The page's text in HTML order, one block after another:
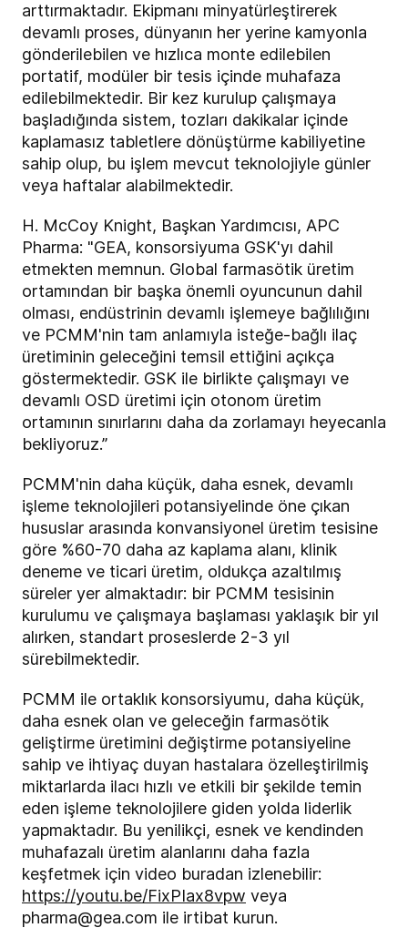
arttırmaktadır. Ekipmanı minyatürleştirerek
devamlı proses, dünyanın her yerine kamyonla
gönderilebilen ve hızlıca monte edilebilen
portatif, modüler bir tesis içinde muhafaza
edilebilmektedir. Bir kez kurulup çalışmaya
başladığında sistem, tozları dakikalar içinde
kaplamasız tabletlere dönüştürme kabiliyetine
sahip olup, bu işlem mevcut teknolojiyle günler
veya haftalar alabilmektedir.
H. McCoy Knight, Başkan Yardımcısı, APC
Pharma: "GEA, konsorsiyuma GSK'yı dahil
etmekten memnun. Global farmasötik üretim
ortamından bir başka önemli oyuncunun dahil
olması, endüstrinin devamlı işlemeye bağlılığını
ve PCMM'nin tam anlamıyla isteğe-bağlı ilaç
üretiminin geleceğini temsil ettiğini açıkça
göstermektedir. GSK ile birlikte çalışmayı ve
devamlı OSD üretimi için otonom üretim
ortamının sınırlarını daha da zorlamayı heyecanla
bekliyoruz.”
PCMM'nin daha küçük, daha esnek, devamlı
işleme teknolojileri potansiyelinde öne çıkan
hususlar arasında konvansiyonel üretim tesisine
göre %60-70 daha az kaplama alanı, klinik
deneme ve ticari üretim, oldukça azaltılmış
süreler yer almaktadır: bir PCMM tesisinin
kurulumu ve çalışmaya başlaması yaklaşık bir yıl
alırken, standart proseslerde 2-3 yıl
sürebilmektedir.
PCMM ile ortaklık konsorsiyumu, daha küçük,
daha esnek olan ve geleceğin farmasötik
geliştirme üretimini değiştirme potansiyeline
sahip ve ihtiyaç duyan hastalara özelleştirilmiş
miktarlarda ilacı hızlı ve etkili bir şekilde temin
eden işleme teknolojilere giden yolda liderlik
yapmaktadır. Bu yenilikçi, esnek ve kendinden
muhafazalı üretim alanlarını daha fazla
keşfetmek için video buradan izlenebilir:
https://youtu.be/FixPIax8vpw veya
pharma@gea.com ile irtibat kurun.